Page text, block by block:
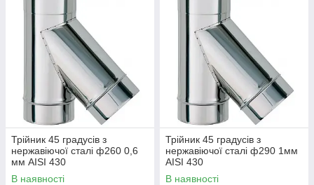
Трійник 45 градусів з
нержавіючої сталі ф260 0,6
мм AISI 430
В наявності
Трійник 45 градусів з
нержавіючої сталі ф290 1мм
AISI 430
В наявності